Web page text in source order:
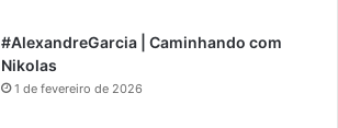
#AlexandreGarcia | Caminhando com
Nikolas
1 de fevereiro de 2026